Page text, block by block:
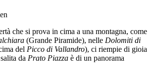
che si prova in cima a una montagna, come
(Grande Piramide), nelle Dolomiti di
del Picco di Vallandro), ci riempie di gioia
da Prato Piazza è di un panorama